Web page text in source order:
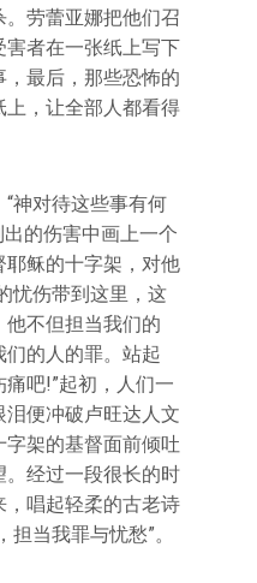
劳蕾亚娜把他们召
者在一张纸上写下
最后，那些恐怖的
，让全部人都看得
神对待这些事有何
的伤害中画上一个
稣的十字架，对他
忧伤带到这里，这
不但担当我们的
的人的罪。站起
吧!”起初，人们一
泪便冲破卢旺达人文
架的基督面前倾吐
。经过一段很长的时
，唱起轻柔的古老诗
当我罪与忧愁”。